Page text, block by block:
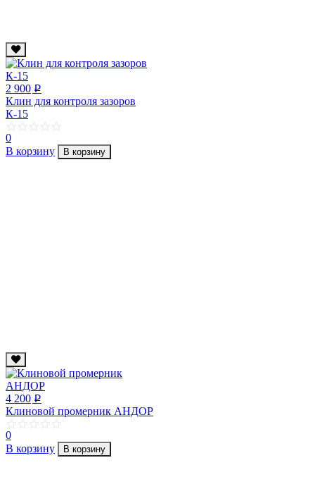
2 900 p
Клин для контроля зазоров
К-15
0
В корзину
В корзину
4 200 p
Клиновой промерник АНДОР
0
В корзину
В корзину